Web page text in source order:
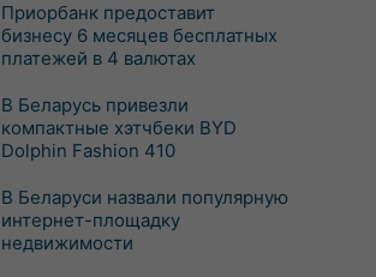
Приорбанк предоставит
бизнесу 6 месяцев бесплатных
платежей в 4 валютах
В Беларусь привезли
компактные хэтчбеки BYD
Dolphin Fashion 410
В Беларуси назвали популярную
интернет-площадку
недвижимости